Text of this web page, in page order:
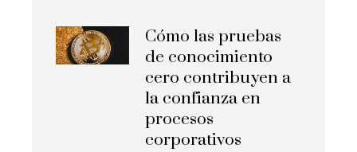
Cómo las pruebas
de conocimiento
cero contribuyen a
la confianza en
procesos
corporativos